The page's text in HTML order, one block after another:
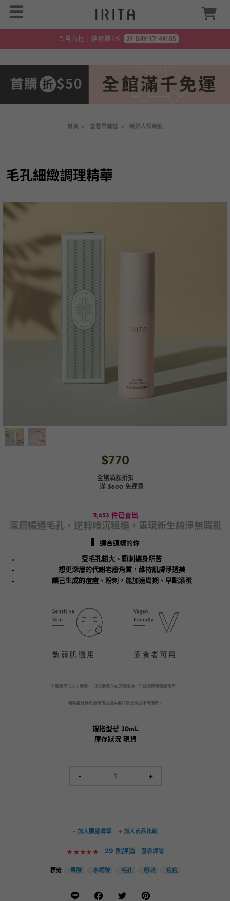
☰
三區自由搭｜結帳賺8% 21 DAY 17: 44: 04
首頁 > 查看畢業禮 > 新鮮人煥新肌
毛孔細緻調理精華
$770
全館滿額折扣
滿 $600 免運費
2,653 件已賣出
深層暢通毛孔，逆轉暗沉粗糙，重現新生純淨無瑕肌
適合這樣的你
受毛孔粗大、粉刺纏身所苦
想更深層的代謝老廢角質，維持肌膚淨透美
讓已生成的痘痘、粉刺，能加速周期、早點滾蛋
全產品不含人工香精， 部分產品含有天然精油，孕婦請遵照醫囑使用；
特殊敏感性肌膚使用前請先進行局部測試後再使用。
規格型號30mL
庫存狀況 現貨
- +
加入願望清單 加入商品比較
29 則評論 發表評論
標籤 果酸 水楊酸 毛孔 粉刺 痘痘
Line FacebookTwitter